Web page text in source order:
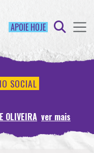
APOIE HOJE
SOCIAL
OLIVEIRA ver mais